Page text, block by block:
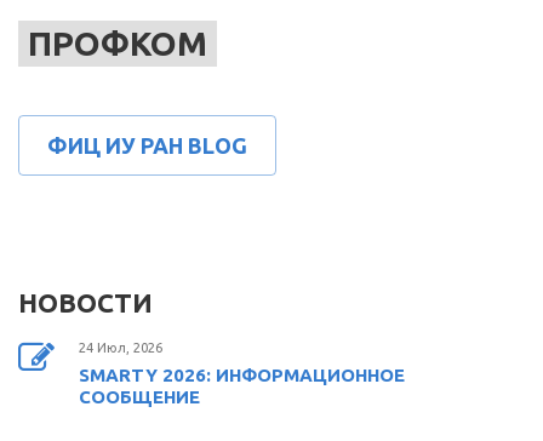
ПРОФКОМ
ФИЦ ИУ РАН BLOG
НОВОСТИ
24 Июл, 2026
SMARTY 2026: ИНФОРМАЦИОННОЕ
СООБЩЕНИЕ